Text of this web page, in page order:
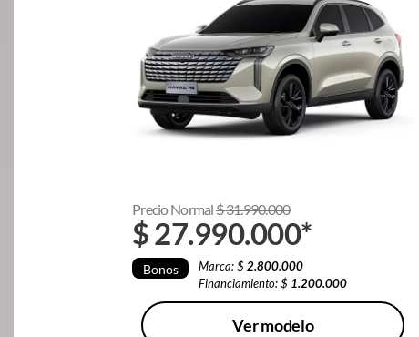
Precio Normal$31.990.000
$27.990.000*
Bonos Marca: $2.800.000
Financiamiento: $ 1.200.000
Ver modelo